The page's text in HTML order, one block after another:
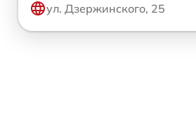
ул. Дзержинского, 25